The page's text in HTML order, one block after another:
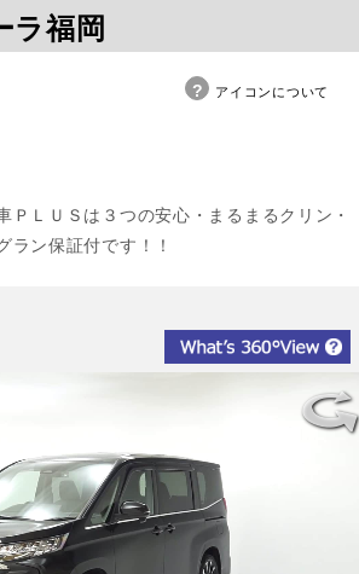
ラ福岡
アイコンについて
ＰＬＵＳは３つの安心・まるまるクリン・
ラン保証付です！！